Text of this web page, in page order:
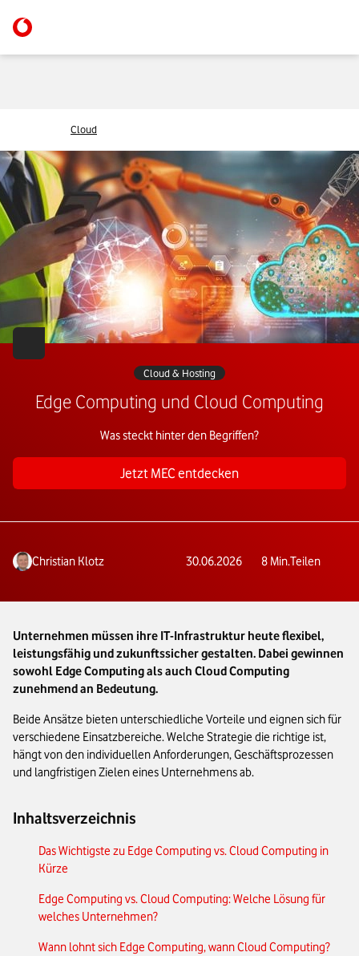
Cloud
Cloud & Hosting
Edge Computing und Cloud Computing
Was steckt hinter den Begriffen?
Jetzt MEC entdecken
Christian Klotz 30.06.2026 8 Min.Teilen
Unternehmen müssen ihre IT-Infrastruktur heute flexibel,
leistungsfähig und zukunftssicher gestalten. Dabei gewinnen
sowohl Edge Computing als auch Cloud Computing
zunehmend an Bedeutung.
Beide Ansätze bieten unterschiedliche Vorteile und eignen sich für
verschiedene Einsatzbereiche. Welche Strategie die richtige ist,
hängt von den individuellen Anforderungen, Geschäftsprozessen
und langfristigen Zielen eines Unternehmens ab.
Inhaltsverzeichnis
Das Wichtigste zu Edge Computing vs. Cloud Computing in
Kürze
Edge Computing vs. Cloud Computing: Welche Lösung für
welches Unternehmen?
Wann lohnt sich Edge Computing, wann Cloud Computing?